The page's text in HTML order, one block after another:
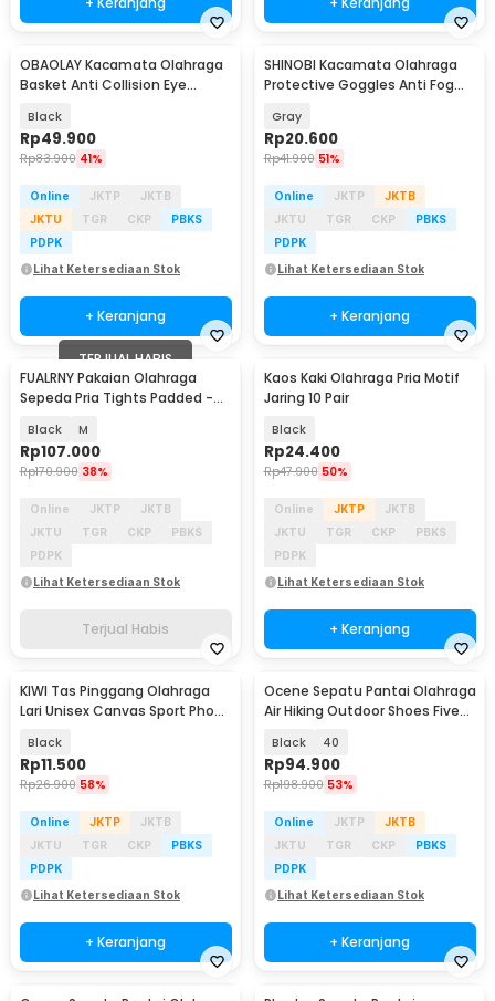
OBAOLAY Kacamata Olahraga
Basket Anti Collision Eye
Black
Rp49.900
Rp83.900 41%
Online JKTP
JKTB
JKTU
TGR CKP
PBKS
PDPK
Lihat Ketersediaan Stok
+ Keranjang
SHINOBI Kacamata Olahraga
Protective Goggles Anti Fog
Gray
Rp20.600
Rp41.900 51%
Online JKTP
JKTB
JKTU
TGR CKP
PBKS
PDPK
Lihat Ketersediaan Stok
+ Keranjang
TERJUAL HABIS
FUALRNY Pakaian Olahraga
Sepeda Pria Tights Padded -
Black M
Rp107.000
Rp170.900 38%
Online JKTP
JKTB
JKTU
TGR CKP
PBKS
PDPK
Lihat Ketersediaan Stok
Terjual Habis
Kaos Kaki Olahraga Pria Motif
Jaring 10 Pair
Black
Rp24.400
Rp47.900 50%
Online JKTP
JKTB
JKTU
TGR CKP
PBKS
PDPK
Lihat Ketersediaan Stok
+ Keranjang
KIWI Tas Pinggang Olahraga
Lari Unisex Canvas Sport Phone
Black
Rp11.500
Rp26.900 58%
Online JKTP
JKTB
JKTU
TGR CKP
PBKS
PDPK
Lihat Ketersediaan Stok
+ Keranjang
Ocene Sepatu Pantai Olahraga
Air Hiking Outdoor Shoes Five
Black 40
Rp94.900
Rp198.900 53%
Online JKTP
JKTB
JKTU
TGR CKP
PBKS
PDPK
Lihat Ketersediaan Stok
+ Keranjang